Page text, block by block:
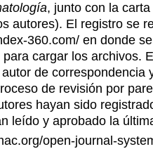
, junto con la
autores). El registro se
360.com/ en donde
cargar los archivos.
de
de revisión por
hayan sido
leído y aprobado la
open-journal-